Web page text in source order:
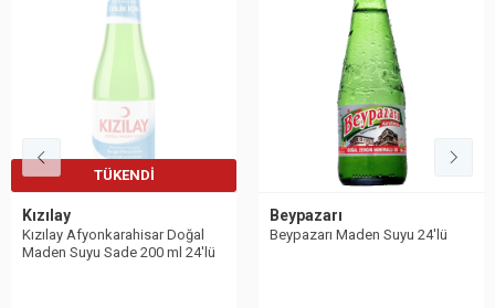
Beypazarı
Beypazarı Maden Suyu 24′lü
Sırma
Sırma Meyveli Soda C Vitaminli